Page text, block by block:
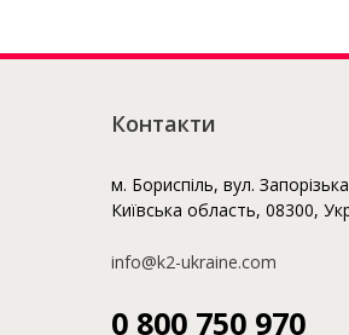
Контакти
0 800 750 970
м. Бориспіль, вул.
Київська область, 08300,
info@k2-ukraine.com